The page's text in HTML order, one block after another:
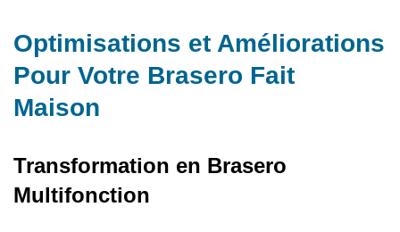
Optimisations et Améliorations
Pour Votre Brasero Fait
Maison
Transformation en Brasero
Multifonction